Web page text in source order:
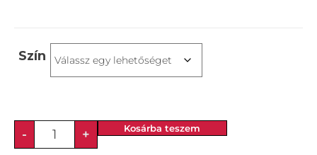
Szín
- + Kosárba teszem